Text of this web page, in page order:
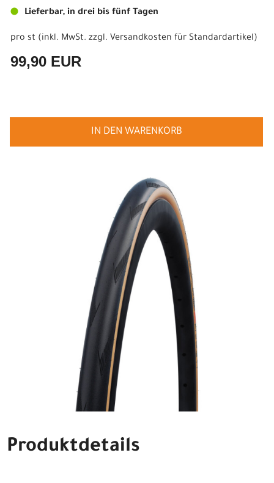
Lieferbar, in drei bis fünf Tagen
pro st (inkl. MwSt. zzgl. Versandkosten für Standardartikel)
99,90 EUR
IN DEN WARENKORB
Produktdetails